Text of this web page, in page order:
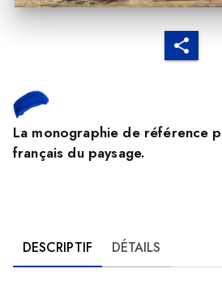
La monographie de référence
français du paysage.
DESCRIPTIF DÉTAILS